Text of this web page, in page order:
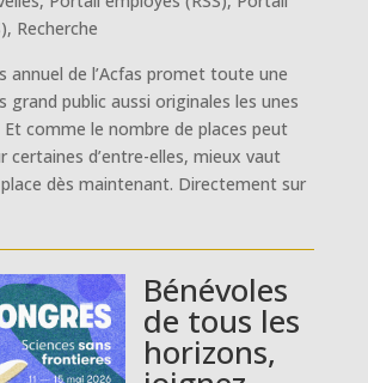
, Recherche
annuel de l’Acfas promet toute une
grand public aussi originales les unes
Et comme le nombre de places peut
certaines d’entre-elles, mieux vaut
dès maintenant. Directement sur
Bénévoles
de tous les
horizons,